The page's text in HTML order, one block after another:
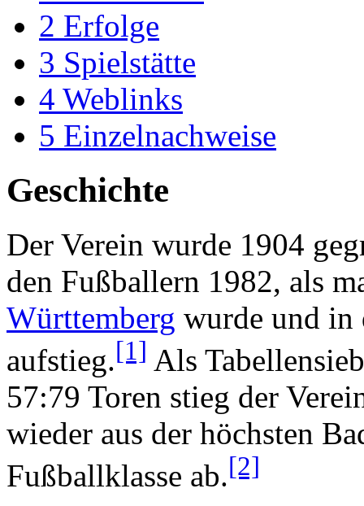
2 Erfolge
3 Spielstätte
4 Weblinks
5 Einzelnachweise
Geschichte
Der Verein wurde 1904
den Fußballern 1982, als
Württemberg wurde und
aufstieg.[1] Als
57:79 Toren stieg der
wieder aus der höchsten
Fußballklasse ab.[2]